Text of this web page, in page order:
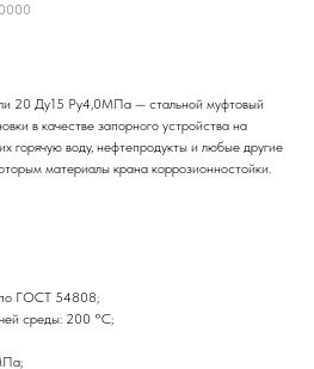
20 Ду15 Ру4,0МПа — стальной муфтовый
в качестве запорного устройства на
горячую воду, нефтепродукты и любые другие
материалы крана коррозионностойки.
по ГОСТ 54808;
среды: 200 °С;